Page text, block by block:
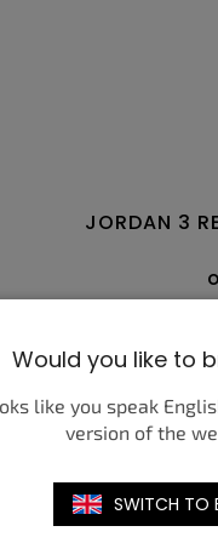
JORDAN 3
Would you like to
like you speak
version of the
SWITCH TO